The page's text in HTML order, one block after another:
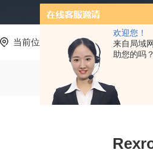
欢迎您！
来自局域
助您的吗？
当前位置： 首页 产品中心